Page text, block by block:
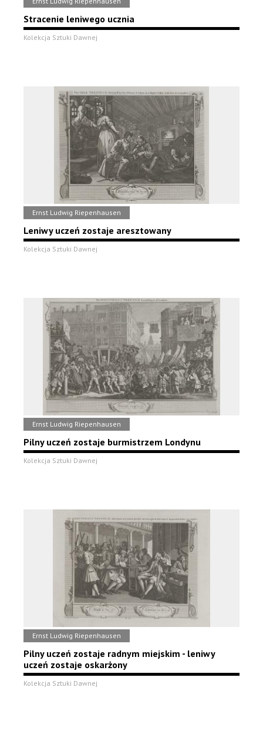
Stracenie leniwego ucznia
Kolekcja Sztuki Dawnej
Ernst Ludwig Riepenhausen
Leniwy uczeń zostaje aresztowany
Kolekcja Sztuki Dawnej
Ernst Ludwig Riepenhausen
Pilny uczeń zostaje burmistrzem Londynu
Kolekcja Sztuki Dawnej
Ernst Ludwig Riepenhausen
Pilny uczeń zostaje radnym miejskim - leniwy
uczeń zostaje oskarżony
Kolekcja Sztuki Dawnej